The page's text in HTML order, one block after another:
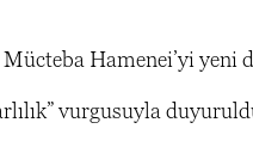
Hamenei’yi yeni
vurgusuyla